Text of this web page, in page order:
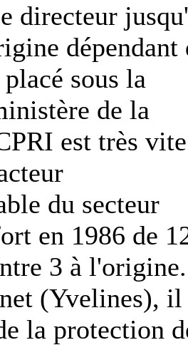
directeur
dépendant
sous la
de la
est très vite
du secteur
en 1986 de
3 à l'origine.
(Yvelines), il
la protection